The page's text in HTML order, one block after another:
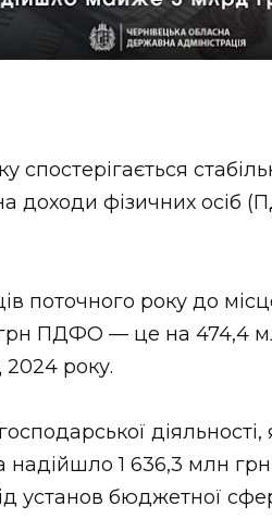
спостерігається
доходи фізичних осіб
поточного року до
ПДФО — це на 474,4
2024 року.
1 636,3 млн грн
установ бюджетної